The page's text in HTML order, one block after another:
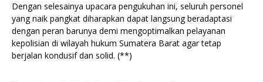
Dengan selesainya upacara pengukuhan ini, seluruh personel
yang naik pangkat diharapkan dapat langsung beradaptasi
dengan peran barunya demi mengoptimalkan pelayanan
kepolisian di wilayah hukum Sumatera Barat agar tetap
berjalan kondusif dan solid. (**)